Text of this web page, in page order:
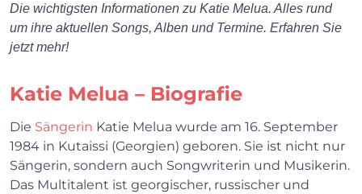
Die wichtigsten Informationen zu Katie Melua. Alles rund
um ihre aktuellen Songs, Alben und Termine. Erfahren Sie
jetzt mehr!
Katie Melua – Biografie
Die Sängerin Katie Melua wurde am 16. September
1984 in Kutaissi (Georgien) geboren. Sie ist nicht nur
Sängerin, sondern auch Songwriterin und Musikerin.
Das Multitalent ist georgischer, russischer und